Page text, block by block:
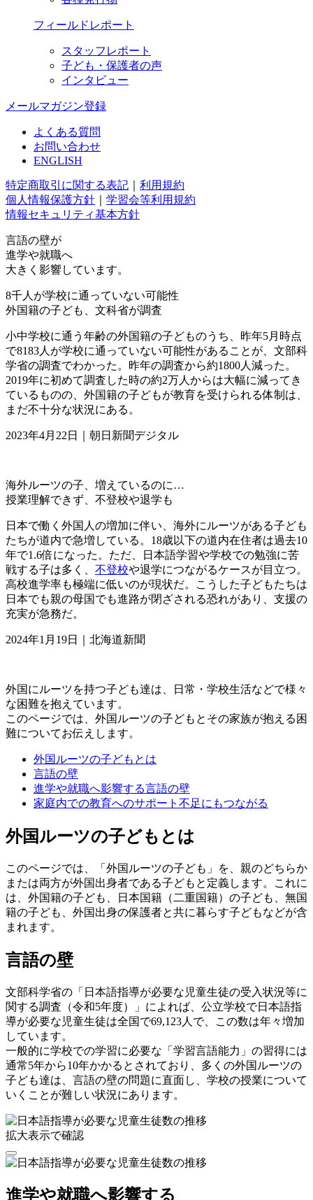
フィールドレポート
スタッフレポート
子ども・保護者の声
インタビュー
メールマガジン登録
よくある質問
お問い合わせ
ENGLISH
特定商取引に関する表記
利用規約
個人情報保護方針
学習会等利用規約
情報セキュリティ基本方針
言語の壁が
進学や就職へ
大きく影響しています。
8千人が学校に通っていない可能性
外国籍の子ども、文科省が調査
小中学校に通う年齢の外国籍の子どものうち、昨年5月時点
で8183人が学校に通っていない可能性があることが、文部科
学省の調査でわかった。昨年の調査から約1800人減った。
2019年に初めて調査した時の約2万人からは大幅に減ってき
ているものの、外国籍の子どもが教育を受けられる体制は、
まだ不十分な状況にある。
2023年4月22日 ｜朝日新聞デジタル
海外ルーツの子、増えているのに…
授業理解できず、不登校や退学も
日本で働く外国人の増加に伴い、海外にルーツがある子ども
たちが道内で急増している。18歳以下の道内在住者は過去10
年で1.6倍になった。ただ、日本語学習や学校での勉強に苦
戦する子は多く、 不登校や退学につながるケースが目立つ。
高校進学率も極端に低いのが現状だ。こうした子どもたちは
日本でも親の母国でも進路が閉ざされる恐れがあり、支援の
充実が急務だ。
2024年1月19日 ｜北海道新聞
外国にルーツを持つ子ども達は、日常・学校生活などで様々
な困難を抱えています。
このページでは、外国ルーツの子どもとその家族が抱える困
難についてお伝えします。
外国ルーツの子どもとは
言語の壁
進学や就職へ影響する言語の壁
家庭内での教育へのサポート不足にもつながる
外国ルーツの子どもとは
このページでは、「外国ルーツの子ども」を、親のどちらか
または両方が外国出身者である子どもと定義します。これに
は、外国籍の子ども、日本国籍（二重国籍）の子ども、無国
籍の子ども、外国出身の保護者と共に暮らす子どもなどが含
まれます。
言語の壁
文部科学省の「日本語指導が必要な児童生徒の受入状況等に
関する調査（令和5年度）」によれば、 公立学校で日本語指
導が必要な児童生徒は全国で69,123人 で、この数は年々増加
しています。
一般的に学校での学習に必要な「学習言語能力」の習得には
通常5年から10年かかる とされており、多くの外国ルーツの
子ども達は、言語の壁の問題に直面し、 学校の授業について
いくことが難しい状況にあります。
拡大表示で確認
進学や就職へ影響する